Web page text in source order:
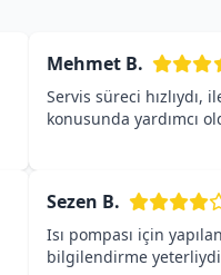
Mehmet B.
Servis süreci hızlıydı,
konusunda yardımcı
Sezen B.
Isı pompası için
bilgilendirme